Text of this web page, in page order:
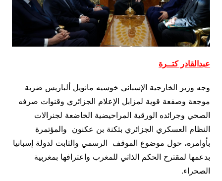
عبدالقادر كتــرة
وجه وزير الخارجية الإسباني خوسيه مانويل ألباريس ضربة
موجعة وصفعة قوية لمزابل الإعلام الجزائري وقنوات صرفه
الصحي وجرائده الورقية المراحيضية الخاضعة لجنرالات
النظام العسكري الجزائري بثكنة بن عكنون والمؤتمرة
بأوامره، حول موضوع الموقف الرسمي والثابت لدولة إسبانيا
بدعمها لمقترح الحكم الذاتي للمغرب واعترافها بمغربية
الصحراء.